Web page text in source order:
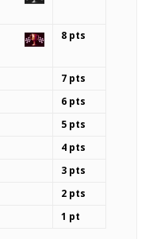
8 pts
7 pts
6 pts
5 pts
4 pts
3 pts
2 pts
1 pt